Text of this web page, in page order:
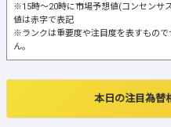
※15時～20時に市場予想値(コンセンサ
値は赤字で表記
※ランクは重要度や注目度を表すもの
ん。
本日の注目為替